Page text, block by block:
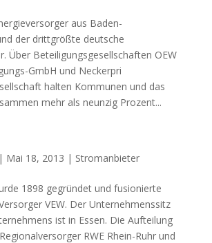
aus Baden-
der drittgrößte deutsche
Über Beteiligungsgesellschaften OEW
GmbH und Neckerpri
halten Kommunen und das
mehr als neunzig Prozent...
Mai 18, 2013 | Stromanbieter
1898 gegründet und fusionierte
VEW. Der Unternehmenssitz
ist in Essen. Die Aufteilung
RWE Rhein-Ruhr und